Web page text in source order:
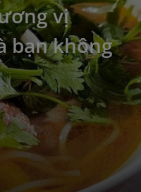
vị
bạn không